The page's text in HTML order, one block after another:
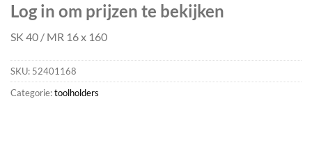
Log in om prijzen te bekijken
SK 40 / MR 16 x 160
SKU: 52401168
Categorie:toolholders